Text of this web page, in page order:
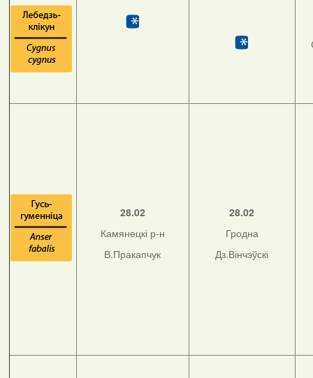
28.02
Камянецкі р-н
В.Пракапчук
28.02
Гродна
Дз.Вінчэўскі